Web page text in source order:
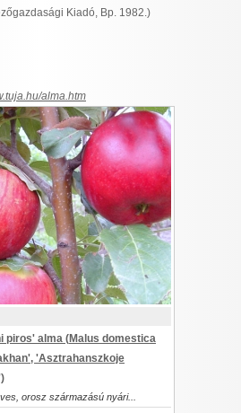
Kiadó, Bp. 1982.)
alma.htm
piros' alma (Malus domestica
'Аsztrahanszkoje
orosz származású nyári...